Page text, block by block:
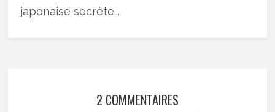
japonaise secrète...
2 COMMENTAIRES